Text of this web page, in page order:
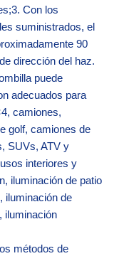
Con los
suministrados, el
90
dirección del haz.
puede
adecuados para
camiones,
golf, camiones de
SUVs, ATV y
interiores y
iluminación de patio
iluminación de
iluminación
métodos de